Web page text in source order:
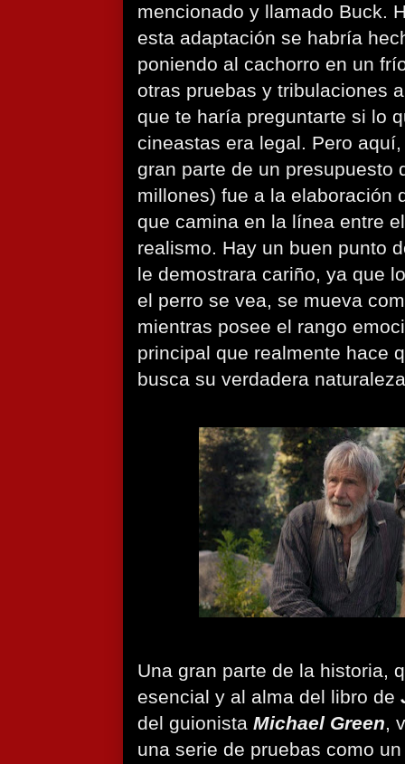
mencionado y llamado Buck.
esta adaptación se habría
poniendo al cachorro en un
otras pruebas y tribulaciones
que te haría preguntarte si lo
cineastas era legal. Pero
gran parte de un presupuesto
millones) fue a la elaboración
que camina en la línea entre
realismo. Hay un buen punto
le demostrara cariño, ya que
el perro se vea, se mueva
mientras posee el rango
principal que realmente hace
busca su verdadera
Una gran parte de la historia,
esencial y al alma del libro de
del guionista Michael Green,
una serie de pruebas como